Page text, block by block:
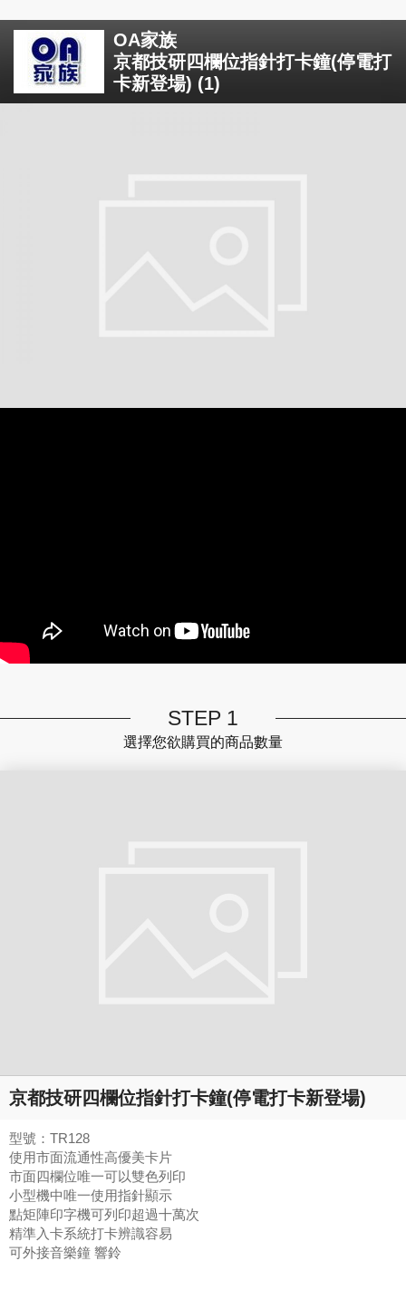
OA家族
京都技研四欄位指針打卡鐘(停電打
卡新登場) (1)
STEP 1
選擇您欲購買的商品數量
京都技研四欄位指針打卡鐘(停電打卡新登場)
型號：TR128
使用市面流通性高優美卡片
市面四欄位唯一可以雙色列印
小型機中唯一使用指針顯示
點矩陣印字機可列印超過十萬次
精準入卡系統打卡辨識容易
可外接音樂鐘 響鈴